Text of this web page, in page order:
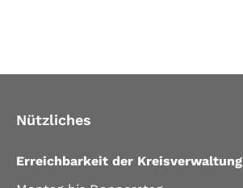
Nützliches
Erreichbarkeit der Kreisverwaltung